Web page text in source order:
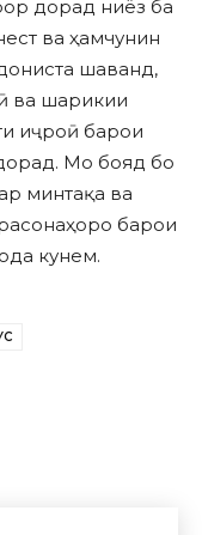
дорад ниёз ба
ва ҳамчунин
шаванд,
ва шарикии
иҷроӣ барои
Мо бояд бо
минтақа ва
барои
кунем.